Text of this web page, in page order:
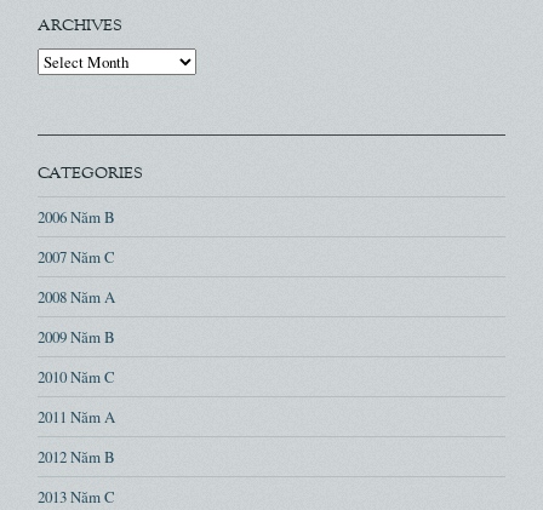
ARCHIVES
Archives
CATEGORIES
2006 Năm B
2007 Năm C
2008 Năm A
2009 Năm B
2010 Năm C
2011 Năm A
2012 Năm B
2013 Năm C